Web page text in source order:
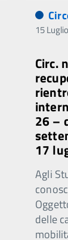
15
Circ.
26 –
17
Agli
delle